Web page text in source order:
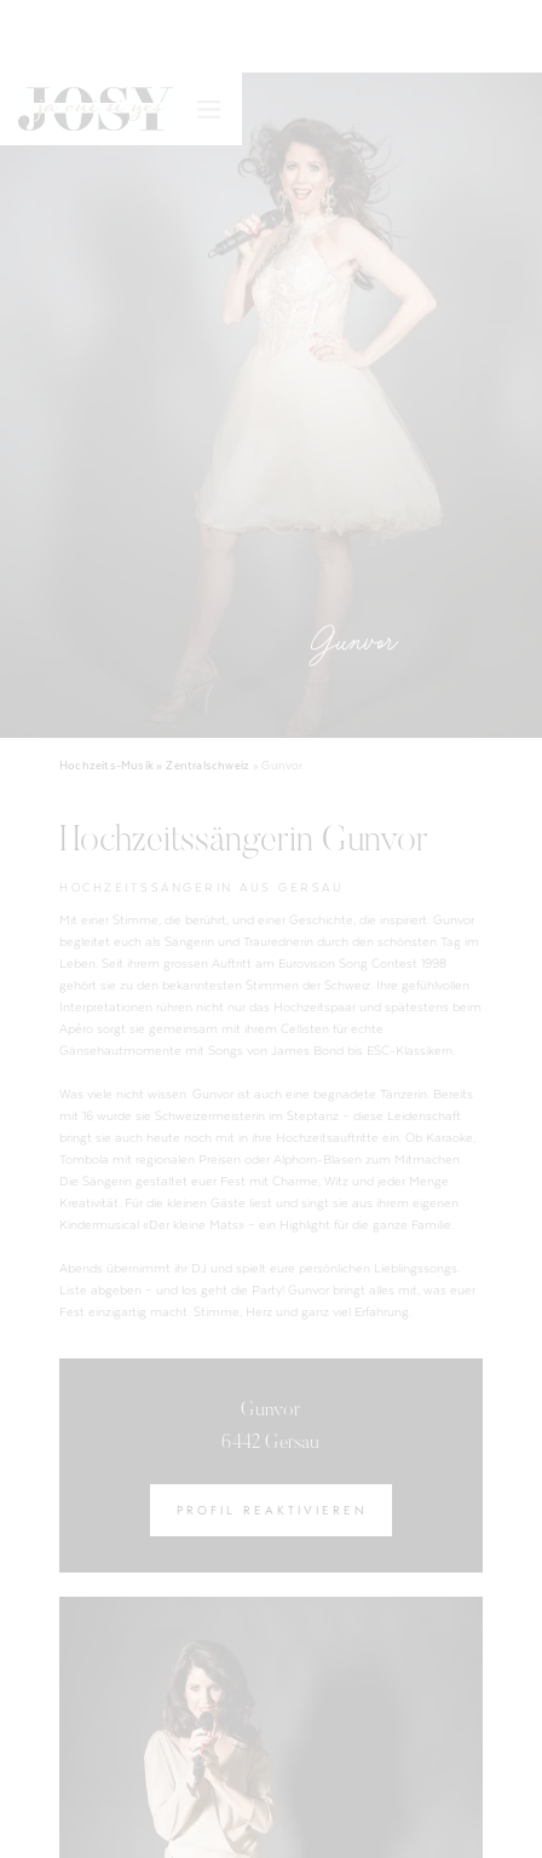
Gunvor
Hochzeits-Musik » Zentralschweiz Gunvor
Gunvor
6442 Gersau
PROFIL REAKTIVIEREN
Hochzeitssängerin Gunvor
HOCHZEITSSÄNGERIN AUS GERSAU
Mit einer Stimme, die berührt, und einer Geschichte, die inspiriert: Gunvor
begleitet euch als Sängerin und Traurednerin durch den schönsten Tag im
Leben. Seit ihrem grossen Auftritt am Eurovision Song Contest 1998
gehört sie zu den bekanntesten Stimmen der Schweiz. Ihre gefühlvollen
Interpretationen rühren nicht nur das Hochzeitspaar und spätestens beim
Apéro sorgt sie gemeinsam mit ihrem Cellisten für echte
Gänsehautmomente mit Songs von James Bond bis ESC-Klassikern.
Was viele nicht wissen: Gunvor ist auch eine begnadete Tänzerin. Bereits
mit 16 wurde sie Schweizermeisterin im Steptanz – diese Leidenschaft
bringt sie auch heute noch mit in ihre Hochzeitsauftritte ein. Ob Karaoke,
Tombola mit regionalen Preisen oder Alphorn-Blasen zum Mitmachen.
Die Sängerin gestaltet euer Fest mit Charme, Witz und jeder Menge
Kreativität. Für die kleinen Gäste liest und singt sie aus ihrem eigenen
Kindermusical «Der kleine Mats» – ein Highlight für die ganze Familie.
Abends übernimmt ihr DJ und spielt eure persönlichen Lieblingssongs.
Liste abgeben – und los geht die Party! Gunvor bringt alles mit, was euer
Fest einzigartig macht: Stimme, Herz und ganz viel Erfahrung.